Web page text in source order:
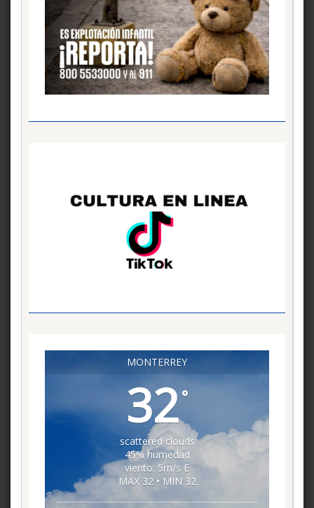
MONTERREY
32°
scattered clouds
45% humedad
viento: 5m/s E
MAX 32 • MIN 32